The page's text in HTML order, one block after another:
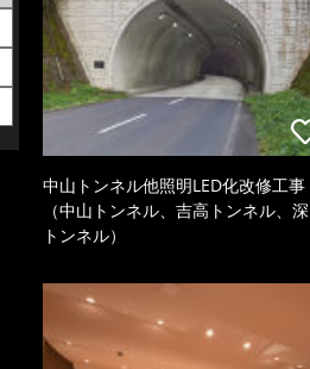
中山トンネル他照明LED化改修工事
（中山トンネル、吉高トンネル、
トンネル）